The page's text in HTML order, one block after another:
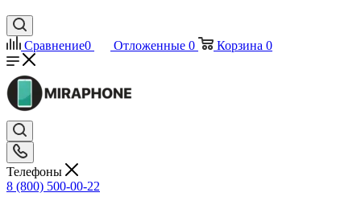
Сравнение0 Отложенные 0 Корзина 0
Телефоны
8 (800) 500-00-22